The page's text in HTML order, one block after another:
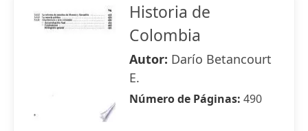
Historia de
Colombia
Autor: Darío Betancourt
E.
Número de Páginas: 490